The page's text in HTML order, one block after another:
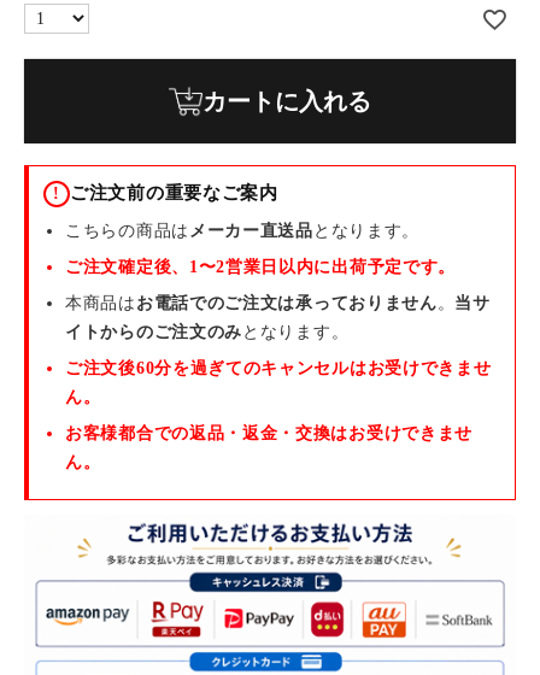
カートに入れる
! ご注文前の重要なご案内
こちらの商品は メーカー直送品 となります。
ご注文確定後、1〜2営業日以内に出荷予定です。
本商品は お電話でのご注文は承っておりません 。 当サ
イトからのご注文のみ となります。
ご注文後60分を過ぎてのキャンセルはお受けできませ
ん。
お客様都合での返品・返金・交換はお受けできませ
ん。